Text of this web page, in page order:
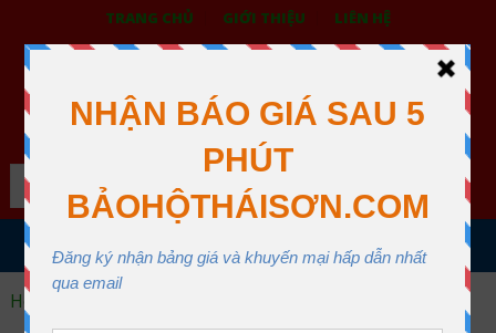
TRANG CHỦ GIỚI THIỆU LIÊN HỆ
BẢO HỘ LAO ĐỘNG THÁI SƠN
XƯỞNG MAY THÁI SƠN QUẬN 12
Search
MENU
Home